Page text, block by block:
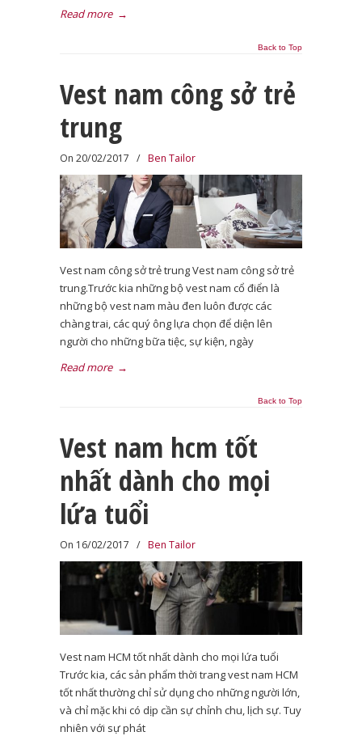
Read more →
Back to Top
Vest nam công sở trẻ
trung
On 20/02/2017 / Ben Tailor
Vest nam công sở trẻ trung Vest nam công sở trẻ
trung.Trước kia những bộ vest nam cổ điển là
những bộ vest nam màu đen luôn được các
chàng trai, các quý ông lựa chọn để diện lên
người cho những bữa tiệc, sự kiện, ngày
Read more →
Back to Top
Vest nam hcm tốt
nhất dành cho mọi
lứa tuổi
On 16/02/2017 / Ben Tailor
Vest nam HCM tốt nhất dành cho mọi lứa tuổi
Trước kia, các sản phẩm thời trang vest nam HCM
tốt nhất thường chỉ sử dụng cho những người lớn,
và chỉ mặc khi có dịp cần sự chỉnh chu, lịch sự. Tuy
nhiên với sự phát